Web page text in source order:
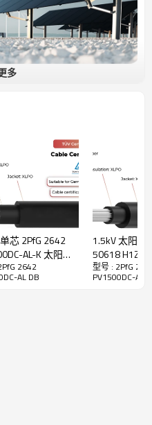
外护套，特别适用于户外应
阳能电缆技术数据
多
芯 2PfG 2642
AL-K 太阳能
2642
AL DB
1.5kV 太阳能
50618
UL4703
型号 : 2PfG
PV1500DC-AL